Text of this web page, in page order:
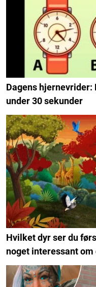
Dagens hjernevrider:
under 30 sekunder
Hvilket dyr ser du
noget interessant